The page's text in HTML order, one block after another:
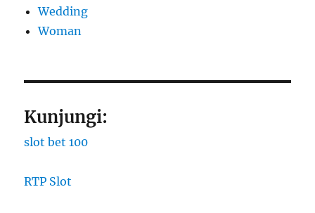
Wedding
Woman
Kunjungi:
slot bet 100
RTP Slot